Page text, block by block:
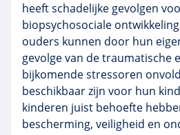
heeft schadelijke gevolgen
biopsychosociale
ouders kunnen door hun
gevolge van de traumatische
bijkomende stressoren
beschikbaar zijn voor hun
kinderen juist behoefte
bescherming, veiligheid en